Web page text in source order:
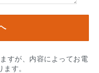
すが、内容によってお電
す。